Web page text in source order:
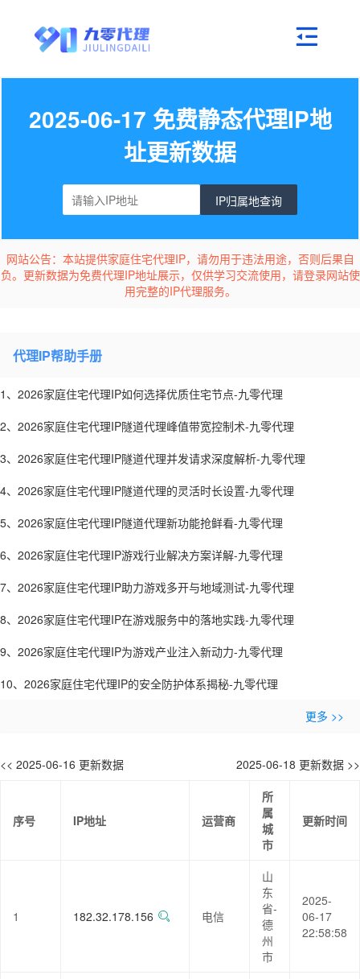
2025-06-17 免费静态代理IP地
址更新数据
IP归属地查询
网站公告：本站提供家庭住宅代理IP，请勿用于违法用途，否则后果自
负。更新数据为免费代理IP地址展示，仅供学习交流使用，请登录网站使
用完整的IP代理服务。
代理IP帮助手册
1、2026家庭住宅代理IP如何选择优质住宅节点-九零代理
2、2026家庭住宅代理IP隧道代理峰值带宽控制术-九零代理
3、2026家庭住宅代理IP隧道代理并发请求深度解析-九零代理
4、2026家庭住宅代理IP隧道代理的灵活时长设置-九零代理
5、2026家庭住宅代理IP隧道代理新功能抢鲜看-九零代理
6、2026家庭住宅代理IP游戏行业解决方案详解-九零代理
7、2026家庭住宅代理IP助力游戏多开与地域测试-九零代理
8、2026家庭住宅代理IP在游戏服务中的落地实践-九零代理
9、2026家庭住宅代理IP为游戏产业注入新动力-九零代理
10、2026家庭住宅代理IP的安全防护体系揭秘-九零代理
更多 >>
<< 2025-06-16 更新数据 2025-06-18 更新数据 >>
序号 IP地址 运营商
所
属
城
市
更新时间
1 182.32.178.156 电信
山
东
省-
德
州
市
2025-
06-17
22:58:58